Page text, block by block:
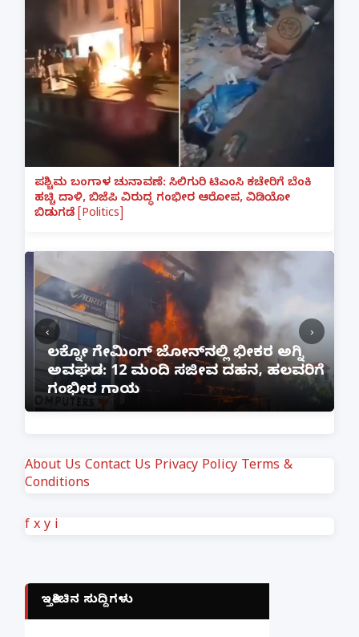
ಪಶ್ಚಿಮ ಬಂಗಾಳ ಚುನಾವಣೆ: ಸಿಲಿಗುರಿ ಟಿಎಂಸಿ ಕಚೇರಿಗೆ ಬೆಂಕಿ
ಹಚ್ಚಿ ದಾಳಿ, ಬಿಜೆಪಿ ವಿರುದ್ಧ ಗಂಭೀರ ಆರೋಪ, ವಿಡಿಯೋ
ಬಿಡುಗಡೆ [Politics]
ಲಕ್ನೋ ಗೇಮಿಂಗ್ ಜೋನ್‌ನಲ್ಲಿ ಭೀಕರ ಅಗ್ನಿ
ಅವಘಡ: 12 ಮಂದಿ ಸಜೀವ ದಹನ, ಹಲವರಿಗೆ
ಗಂಭೀರ ಗಾಯ
‹ ›
About Us Contact Us Privacy Policy Terms &
Conditions
f x y i
ಇತ್ತೀಚಿನ ಸುದ್ದಿಗಳು